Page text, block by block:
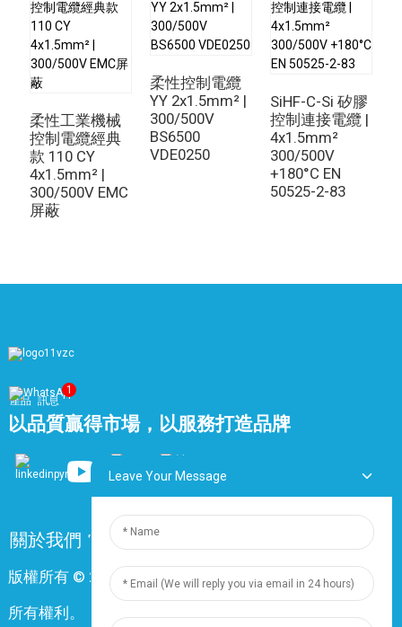
柔性工業機械
控制電纜經典
款 110 CY
4x1.5mm² |
300/500V EMC
屏蔽
柔性控制電纜
YY 2x1.5mm² |
300/500V
BS6500
VDE0250
SiHF-C-Si 矽膠
控制連接電纜 |
4x1.5mm²
300/500V
+180°C EN
50525-2-83
產品 訊息
以品質贏得市場，以服務打造品牌
關於我們 常問問題
版權所有 © 2024 上海鼎尊電氣電纜股份有限公司。保留
所有權利。
1
Leave Your Message